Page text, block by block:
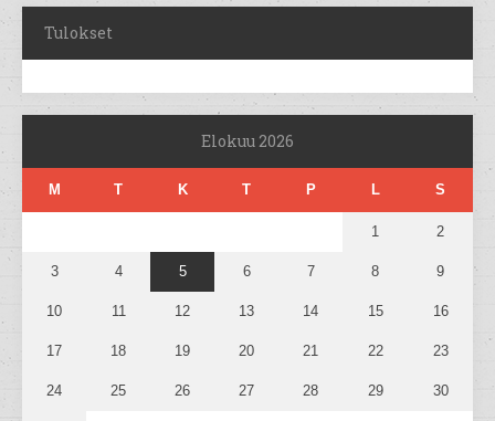
Tulokset
Elokuu 2026
M T K T P L S
1 2
3 4 5 6 7 8 9
10 11 12 13 14 15 16
17 18 19 20 21 22 23
24 25 26 27 28 29 30